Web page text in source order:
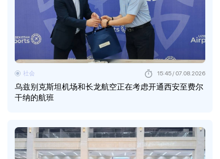
乌兹别克斯坦机场和长龙航空正在考虑开通西安至费尔
干纳的航班
社会 15:45 / 07.08.2026